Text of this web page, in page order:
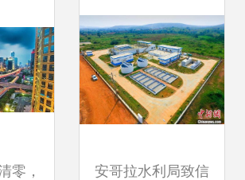
网
零， 安哥拉水利局致信